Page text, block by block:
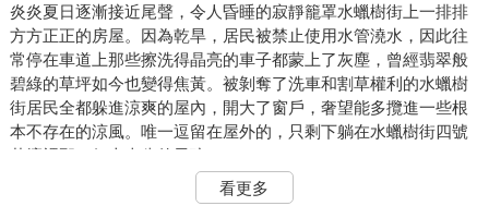
炎炎夏日逐漸接近尾聲，令人昏睡的寂靜籠罩水蠟樹街上一排排
方方正正的房屋。因為乾旱，居民被禁止使用水管澆水，因此往
常停在車道上那些擦洗得晶亮的車子都蒙上了灰塵，曾經翡翠般
碧綠的草坪如今也變得焦黃。被剝奪了洗車和割草權利的水蠟樹
街居民全都躲進涼爽的屋內，開大了窗戶，奢望能多攬進一些根
本不存在的涼風。唯一逗留在屋外的，只剩下躺在水蠟樹街四號
花壇裡那一個十來歲的男孩。
他是一個瘦弱、戴眼鏡的黑髮少年，就像那些短時間內猛然拔高
的孩子一樣氣色不大好。他身上的牛仔褲又舊又髒，寬大的T恤已
看更多